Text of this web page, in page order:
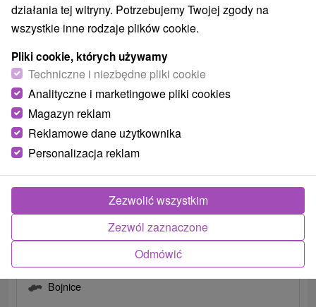
Apartmány I-KAfe Bojnice
Bojnice
działania tej witryny. Potrzebujemy Twojej zgody na
wszystkie inne rodzaje plików cookie.
Pliki cookie, których używamy
Techniczne i niezbędne pliki cookie
Analityczne i marketingowe pliki cookies
Magazyn reklam
Reklamowe dane użytkownika
Personalizacja reklam
Odmówić
Zezwól zaznaczone
Zezwolić wszystkim